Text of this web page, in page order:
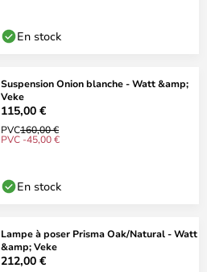
En stock
Suspension Onion blanche - Watt &amp;
Veke
115,00 €
PVC160,00 €
PVC -45,00 €
En stock
Lampe à poser Prisma Oak/Natural - Watt
&amp; Veke
212,00 €